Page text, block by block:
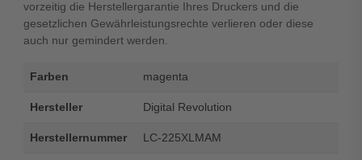
vorzeitig die Herstellergarantie Ihres Druckers und die
gesetzlichen Gewährleistungsrechte verlieren oder diese
auch nur gemindert werden.
Farben magenta
Hersteller Digital Revolution
Herstellernummer LC-225XLMAM